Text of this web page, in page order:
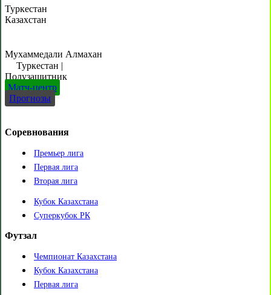
Туркестан
Казахстан
Мухаммедали Алмахан
Туркестан |
Полузащитник
Матч-центр
Прогнозы
Соревнования
Премьер лига
Первая лига
Вторая лига
Кубок Казахстана
Суперкубок РК
Футзал
Чемпионат Казахстана
Кубок Казахстана
Первая лига